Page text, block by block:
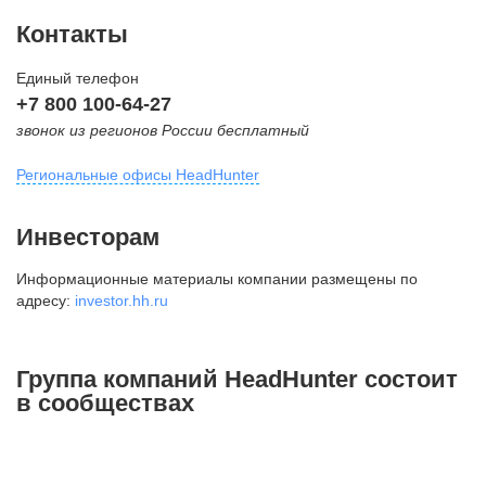
Контакты
Единый телефон
+7 800 100-64-27
звонок из регионов России бесплатный
Региональные офисы HeadHunter
внутригородская территория
Муниципальный округ Тверской,
2-я Брестская ул., д. 48,
+7 495 980-64-27
Инвесторам
Информационные материалы компании размещены по
адресу: investor.hh.ru
Группа компаний HeadHunter состоит
в сообществах